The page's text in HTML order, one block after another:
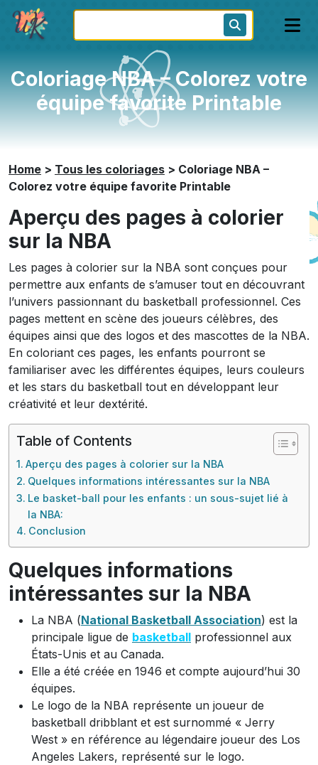
Coloriage NBA – Colorez votre
équipe favorite Printable
Home > Tous les coloriages > Coloriage NBA –
Colorez votre équipe favorite Printable
Aperçu des pages à colorier
sur la NBA
Les pages à colorier sur la NBA sont conçues pour
permettre aux enfants de s’amuser tout en découvrant
l’univers passionnant du basketball professionnel. Ces
pages mettent en scène des joueurs célèbres, des
équipes ainsi que des logos et des mascottes de la NBA.
En coloriant ces pages, les enfants pourront se
familiariser avec les différentes équipes, leurs couleurs
et les stars du basketball tout en développant leur
créativité et leur dextérité.
Table of Contents
Aperçu des pages à colorier sur la NBA
Quelques informations intéressantes sur la NBA
Le basket-ball pour les enfants : un sous-sujet lié à
la NBA:
Conclusion
Quelques informations
intéressantes sur la NBA
La NBA (National Basketball Association) est la
principale ligue de basketball professionnel aux
États-Unis et au Canada.
Elle a été créée en 1946 et compte aujourd’hui 30
équipes.
Le logo de la NBA représente un joueur de
basketball dribblant et est surnommé « Jerry
West » en référence au légendaire joueur des Los
Angeles Lakers, représenté sur le logo.